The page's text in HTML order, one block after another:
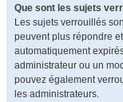
Que sont les sujets
Les sujets verrouillés
peuvent plus répondre
automatiquement
administrateur ou un
pouvez également
les administrateurs.